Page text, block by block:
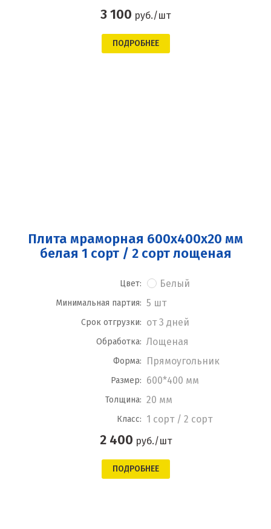
3 100 руб./шт
ПОДРОБНЕЕ
Плита мраморная 600x400x20 мм
белая 1 сорт / 2 сорт лощеная
Цвет: Белый
Минимальная партия: 5 шт
Срок отгрузки: от 3 дней
Обработка: Лощеная
Форма: Прямоугольник
Размер: 600*400 мм
Толщина: 20 мм
Класс: 1 сорт / 2 сорт
2 400 руб./шт
ПОДРОБНЕЕ